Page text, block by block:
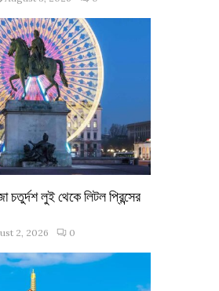
চতুর্দশ লুই থেকে লিটল প্রিন্সের
2, 2026 0